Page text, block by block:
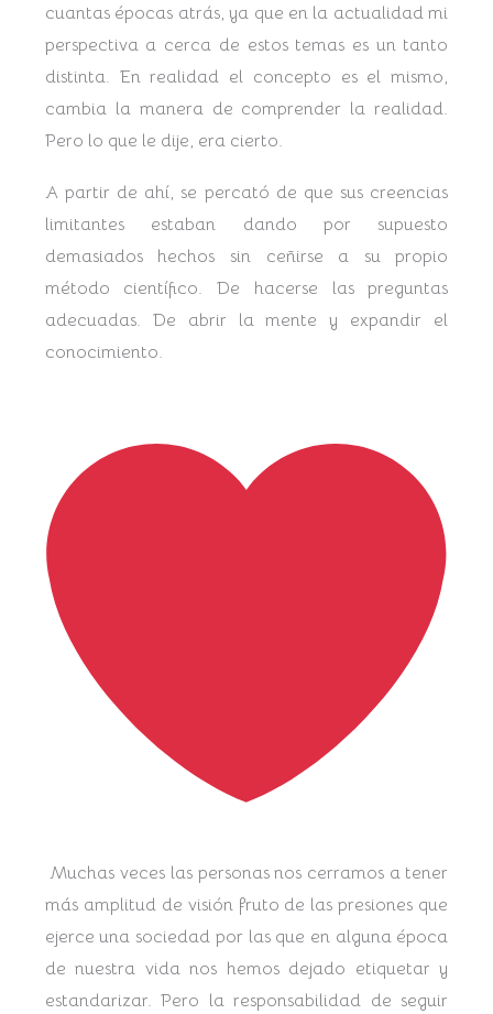
cuantas épocas atrás, ya que en la actualidad mi
perspectiva a cerca de estos temas es un tanto
distinta. En realidad el concepto es el mismo,
cambia la manera de comprender la realidad.
Pero lo que le dije, era cierto.
A partir de ahí, se percató de que sus creencias
limitantes estaban dando por supuesto
demasiados hechos sin ceñirse a su propio
método científico. De hacerse las preguntas
adecuadas. De abrir la mente y expandir el
conocimiento.
Muchas veces las personas nos cerramos a tener
más amplitud de visión fruto de las presiones que
ejerce una sociedad por las que en alguna época
de nuestra vida nos hemos dejado etiquetar y
estandarizar. Pero la responsabilidad de seguir